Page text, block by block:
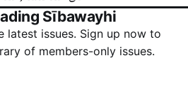
Sībawayhi
latest issues. Sign up now to
of members-only issues.